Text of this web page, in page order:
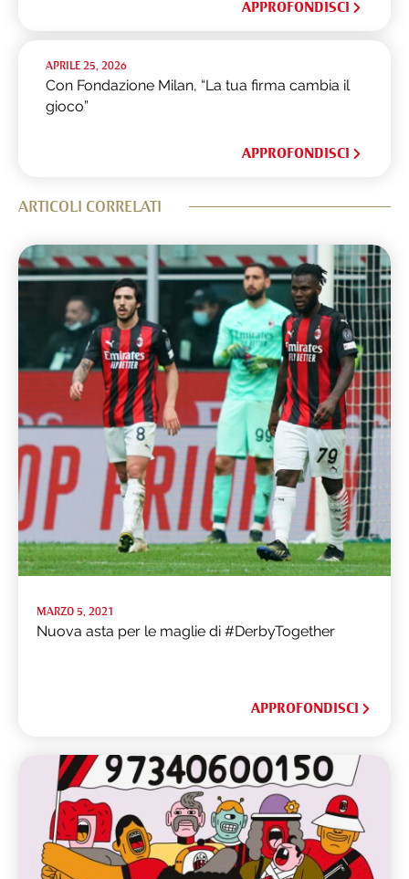
APPROFONDISCI
APRILE 25, 2026
Con Fondazione Milan, “La tua firma cambia il
gioco”
APPROFONDISCI
ARTICOLI CORRELATI
MARZO 5, 2021
Nuova asta per le maglie di #DerbyTogether
APPROFONDISCI